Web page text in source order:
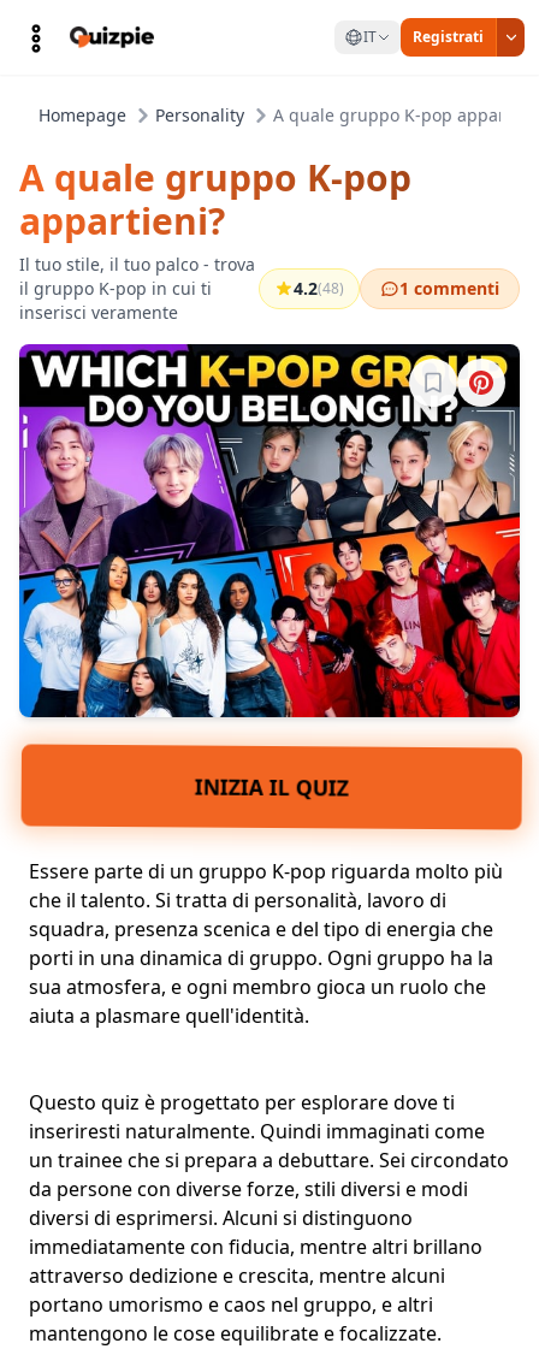
IT Registrati
Homepage Personality A quale gruppo K-pop
A quale gruppo K-pop
appartieni?
Il tuo stile, il tuo palco - trova
il gruppo K-pop in cui ti
inserisci veramente
4.2(48) 1 commenti
Accedi per
INIZIA IL QUIZ
Essere parte di un gruppo K-pop riguarda molto più
che il talento. Si tratta di personalità, lavoro di
squadra, presenza scenica e del tipo di energia che
porti in una dinamica di gruppo. Ogni gruppo ha la
sua atmosfera, e ogni membro gioca un ruolo che
aiuta a plasmare quell'identità.
Questo quiz è progettato per esplorare dove ti
inseriresti naturalmente. Quindi immaginati come
un trainee che si prepara a debuttare. Sei circondato
da persone con diverse forze, stili diversi e modi
diversi di esprimersi. Alcuni si distinguono
immediatamente con fiducia, mentre altri brillano
attraverso dedizione e crescita, mentre alcuni
portano umorismo e caos nel gruppo, e altri
mantengono le cose equilibrate e focalizzate.